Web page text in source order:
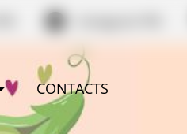
CONTACTS